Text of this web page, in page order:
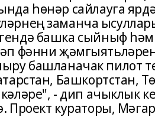
һөнәр сайлауга
заманча
башка сыйныф
фәнни
башланачак пилот
Башкортстан,
- дип ачыклык
Проект кураторы,